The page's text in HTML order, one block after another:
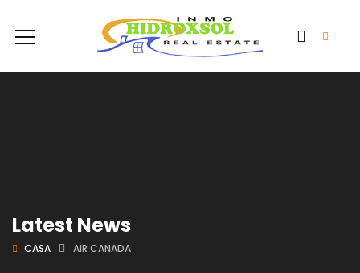
Latest News
CASA AIR CANADA